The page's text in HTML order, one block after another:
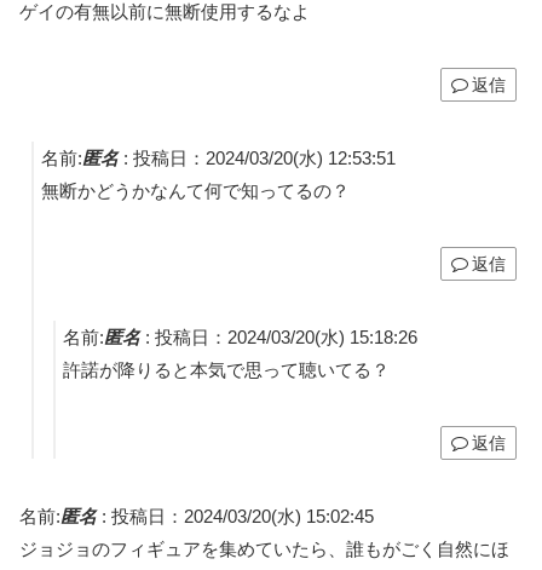
ゲイの有無以前に無断使用するなよ
返信
名前:匿名: 投稿日：2024/03/20(水) 12:53:51
無断かどうかなんて何で知ってるの？
返信
名前:匿名: 投稿日：2024/03/20(水) 15:18:26
許諾が降りると本気で思って聴いてる？
返信
名前:匿名: 投稿日：2024/03/20(水) 15:02:45
ジョジョのフィギュアを集めていたら、誰もがごく自然にほ